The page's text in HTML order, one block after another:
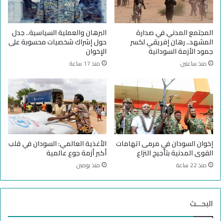
د
ا
ل
ع
ا
م
ل
ن
ف
ي
ا
ل
م
ج
ا
ل
ا
ل
إ
د
خ
ب
ر
ا
ء
أ
ك
ر
ا
ن
ي
ي
ن
ف
ا
ل
ج
المجتمع المدني في صدارة
المشهد.. رهان إفريقي لكسر
جمود الأزمة السودانية
منذ ساعتين
البرهان والعملية السياسية.. جدل
حول إشراك شخصيات محسوبة على
الإخوان
منذ 17 ساعة
إخوان السودان في مرمى اتهامات
القوى المدنية بتأجيج النزاع
منذ 22 ساعة
الأغذية العالمي: السودان في قلب
أكبر أزمة جوع عالمية
منذ يومين
البحـــث